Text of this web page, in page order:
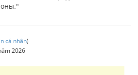
cá nhân)
2026